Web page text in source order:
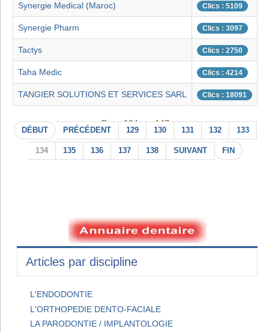
Synergie Medical (Maroc) Clics : 5109
Synergie Pharm Clics : 3097
Tactys Clics : 2750
Taha Medic Clics : 4214
TANGIER SOLUTIONS ET SERVICES SARL Clics : 18091
Page 134 sur 147
DÉBUT PRÉCÉDENT 129 130 131 132 133
134 135 136 137 138 SUIVANT FIN
Articles par discipline
L'ENDODONTIE
L'ORTHOPEDIE DENTO-FACIALE
LA PARODONTIE / IMPLANTOLOGIE